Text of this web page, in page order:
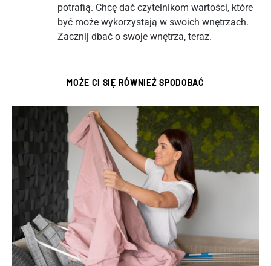
potrafią. Chcę dać czytelnikom wartości, które
być może wykorzystają w swoich wnętrzach.
Zacznij dbać o swoje wnętrza, teraz.
MOŻE CI SIĘ RÓWNIEŻ SPODOBAĆ